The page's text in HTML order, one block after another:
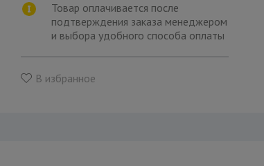
Каталог
Товар оплачивается после
подтверждения заказа менеджером
и выбора удобного способа оплаты
В избранное